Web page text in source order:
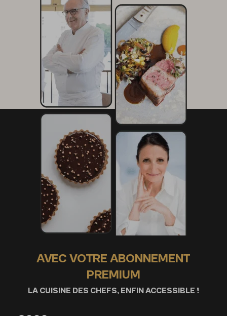
AVEC VOTRE ABONNEMENT
PREMIUM
LA CUISINE DES CHEFS, ENFIN ACCESSIBLE !